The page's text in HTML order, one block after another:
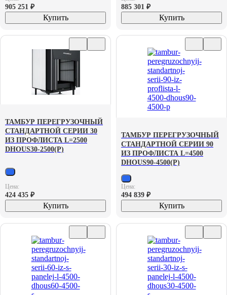
905 251 ₽
Купить
885 301 ₽
Купить
ТАМБУР ПЕРЕГРУЗОЧНЫЙ
СТАНДАРТНОЙ СЕРИИ 30
ИЗ ПРОФЛИСТА L=2500
DHOUS30-2500(P)
Цена:
424 435 ₽
Купить
ТАМБУР ПЕРЕГРУЗОЧНЫЙ
СТАНДАРТНОЙ СЕРИИ 90
ИЗ ПРОФЛИСТА L=4500
DHOUS90-4500(P)
Цена:
494 839 ₽
Купить